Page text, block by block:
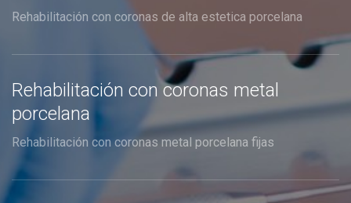
Rehabilitación con coronas de alta estetica porcelana
Rehabilitación con coronas metal
porcelana
Rehabilitación con coronas metal porcelana fijas